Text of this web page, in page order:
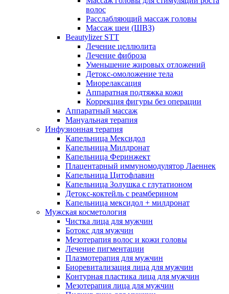
волос
Расслабляющий массаж головы
Массаж шеи (ШВЗ)
Beautylizer STT
Лечение целлюлита
Лечение фиброза
Уменьшение жировых отложений
Детокс-омоложение тела
Миорелаксация
Аппаратная подтяжка кожи
Коррекция фигуры без операции
Аппаратный массаж
Мануальная терапия
Инфузионная терапия
Капельница Мексидол
Капельница Милдронат
Капельница Феринжект
Плацентарный иммуномодулятор Лаеннек
Капельница Цитофлавин
Капельница Золушка с глутатионом
Детокс-коктейль с реамберином
Капельница мексидол + милдронат
Мужская косметология
Чистка лица для мужчин
Ботокс для мужчин
Мезотерапия волос и кожи головы
Лечение пигментации
Плазмотерапия для мужчин
Биоревитализация лица для мужчин
Контурная пластика лица для мужчин
Мезотерапия лица для мужчин